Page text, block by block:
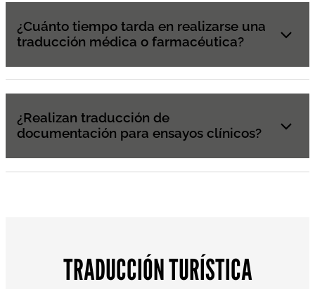
¿Cuánto tiempo tarda en realizarse una
traducción médica o farmacéutica?
¿Realizan traducción de
documentación para ensayos clínicos?
TRADUCCIÓN TURÍSTICA